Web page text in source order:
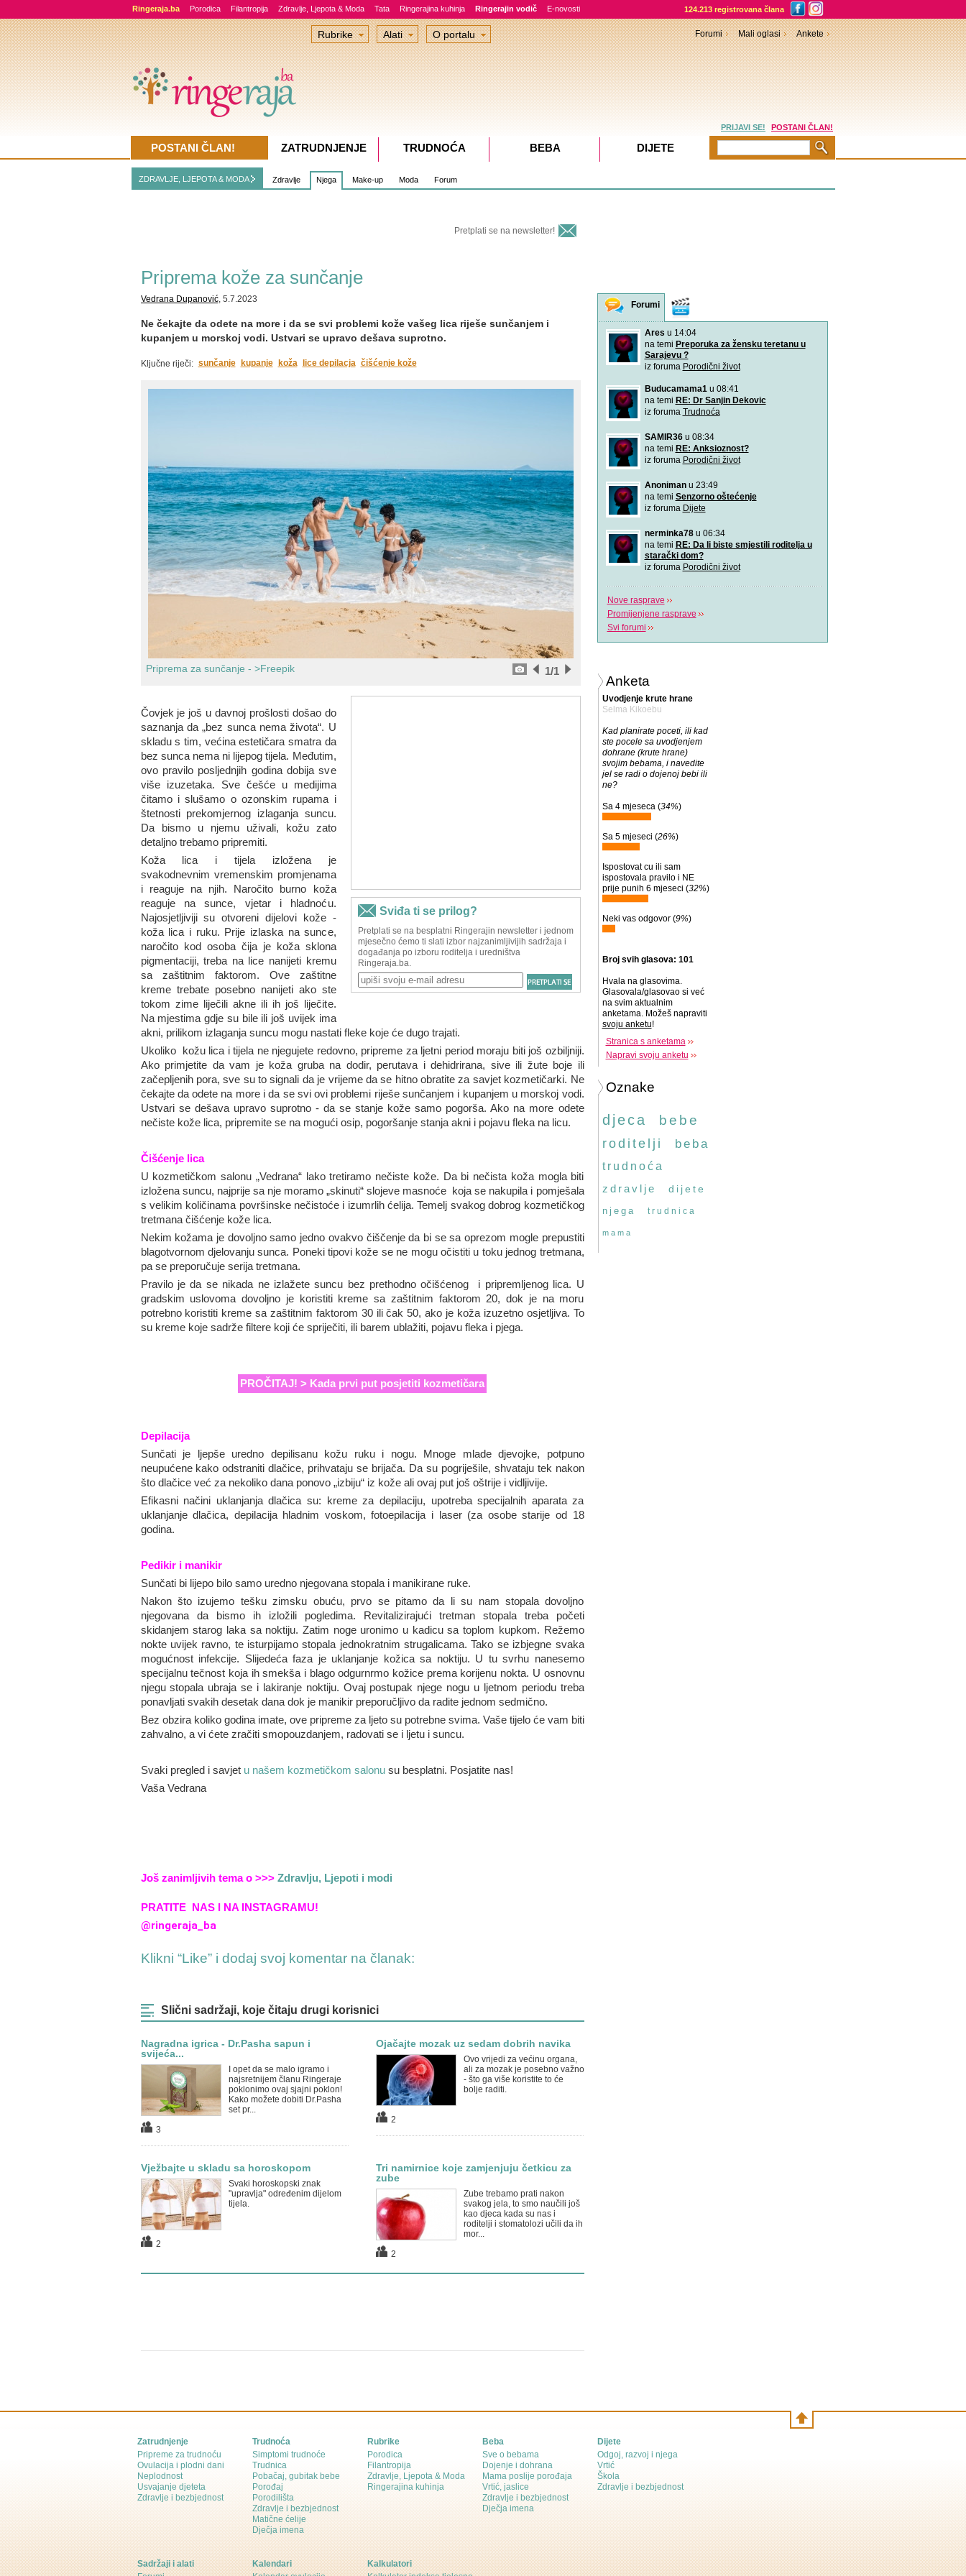
Ringeraja.ba Porodica Filantropija Zdravlje, Ljepota & Moda Tata Ringerajina kuhinja Ringerajin vodič E-novosti 124.213 registrovana člana
ZDRAVLJE, LJEPOTA & MODA Zdravlje Njega Make-up Moda Forum
Pretplati se na newsletter!
Priprema kože za sunčanje
Vedrana Dupanović, 5.7.2023
Ne čekajte da odete na more i da se svi problemi kože vašeg lica riješe sunčanjem i
kupanjem u morskoj vodi. Ustvari se upravo dešava suprotno.
Ključne riječi: sunčanje kupanje koža lice depilacja čišćenje kože
Priprema za sunčanje - >Freepik /1
1
Čovjek je još u davnoj prošlosti došao do
saznanja da „bez sunca nema života“. U
skladu s tim, većina estetičara smatra da
bez sunca nema ni lijepog tijela. Međutim,
ovo pravilo posljednjih godina dobija sve
više izuzetaka. Sve češće u medijima
čitamo i slušamo o ozonskim rupama i
štetnosti prekomjernog izlaganja suncu.
Da bismo u njemu uživali, kožu zato
detaljno trebamo pripremiti.
Koža lica i tijela izložena je
svakodnevnim vremenskim promjenama
i reaguje na njih. Naročito burno koža
reaguje na sunce, vjetar i hladnoću.
Najosjetljiviji su otvoreni dijelovi kože -
koža lica i ruku. Prije izlaska na sunce,
naročito kod osoba čija je koža sklona
pigmentaciji, treba na lice nanijeti kremu
sa zaštitnim faktorom. Ove zaštitne
kreme trebate posebno nanijeti ako ste
tokom zime liječili akne ili ih još liječite.
Na mjestima gdje su bile ili još uvijek ima
akni, prilikom izlaganja suncu mogu nastati fleke koje će dugo trajati.
Ukoliko kožu lica i tijela ne njegujete redovno, pripreme za ljetni period moraju biti još ozbiljniji.
Ako primjetite da vam je koža gruba na dodir, perutava i dehidrirana, sive ili žute boje ili
začepljenih pora, sve su to signali da je vrijeme da se hitno obratite za savjet kozmetičarki. Ne
čekajte da odete na more i da se svi ovi problemi riješe sunčanjem i kupanjem u morskoj vodi.
Ustvari se dešava upravo suprotno - da se stanje kože samo pogorša. Ako na more odete
nečiste kože lica, pripremite se na mogući osip, pogoršanje stanja akni i pojavu fleka na licu.
Čišćenje lica
U kozmetičkom salonu „Vedrana“ lako tretiramo nečiste kože. Da bi nečista koža mogla biti
izložena suncu, najprije sa nje moramo „skinuti“ slojeve masnoće koja se nakupila i pomješala
s velikim količinama površinske nečistoće i izumrlih ćelija. Temelj svakog dobrog kozmetičkog
tretmana čišćenje kože lica.
Nekim kožama je dovoljno samo jedno ovakvo čiščenje da bi se sa oprezom mogle prepustiti
blagotvornom djelovanju sunca. Poneki tipovi kože se ne mogu očistiti u toku jednog tretmana,
pa se preporučuje serija tretmana.
Pravilo je da se nikada ne izlažete suncu bez prethodno očišćenog i pripremljenog lica. U
gradskim uslovoma dovoljno je koristiti kreme sa zaštitnim faktorom 20, dok je na moru
potrebno koristiti kreme sa zaštitnim faktorom 30 ili čak 50, ako je koža izuzetno osjetljiva. To
su kreme koje sadrže filtere koji će spriječiti, ili barem ublažiti, pojavu fleka i pjega.
PROČITAJ! > Kada prvi put posjetiti kozmetičara
Depilacija
Sunčati je ljepše uredno depilisanu kožu ruku i nogu. Mnoge mlade djevojke, potpuno
neupućene kako odstraniti dlačice, prihvataju se brijača. Da su pogriješile, shvataju tek nakon
što dlačice već za nekoliko dana ponovo „izbiju“ iz kože ali ovaj put još oštrije i vidljivije.
Efikasni načini uklanjanja dlačica su: kreme za depilaciju, upotreba specijalnih aparata za
uklanjanje dlačica, depilacija hladnim voskom, fotoepilacija i laser (za osobe starije od 18
godina.
Pedikir i manikir
Sunčati bi lijepo bilo samo uredno njegovana stopala i manikirane ruke.
Nakon što izujemo tešku zimsku obuću, prvo se pitamo da li su nam stopala dovoljno
njegovana da bismo ih izložili pogledima. Revitalizirajući tretman stopala treba početi
skidanjem starog laka sa noktiju. Zatim noge uronimo u kadicu sa toplom kupkom. Režemo
nokte uvijek ravno, te isturpijamo stopala jednokratnim strugalicama. Tako se izbjegne svaka
mogućnost infekcije. Slijedeća faza je uklanjanje kožica sa noktiju. U tu svrhu nanesemo
specijalnu tečnost koja ih smekša i blago odgurnrmo kožice prema korijenu nokta. U osnovnu
njegu stopala ubraja se i lakiranje noktiju. Ovaj postupak njege nogu u ljetnom periodu treba
ponavljati svakih desetak dana dok je manikir preporučljivo da radite jednom sedmično.
Bez obzira koliko godina imate, ove pripreme za ljeto su potrebne svima. Vaše tijelo će vam biti
zahvalno, a vi ćete zračiti smopouzdanjem, radovati se i ljetu i suncu.
Svaki pregled i savjet u našem kozmetičkom salonusu besplatni. Posjatite nas!
Vaša Vedrana
Još zanimljivih tema o >>> Zdravlju, Ljepoti i modi
PRATITE NAS I NA INSTAGRAMU!
@ringeraja_ba
Klikni “Like” i dodaj svoj komentar na članak:
Slični sadržaji, koje čitaju drugi korisnici
Nagradna igrica - Dr.Pasha sapun i
svijeća...
I opet da se malo igramo i
najsretnijem članu Ringeraje
poklonimo ovaj sjajni poklon!
Kako možete dobiti Dr.Pasha
set pr...
3
Ojačajte mozak uz sedam dobrih navika
Ovo vrijedi za većinu organa,
ali za mozak je posebno važno
- što ga više koristite to će
bolje raditi.
2
Vježbajte u skladu sa horoskopom
Svaki horoskopski znak
"upravlja" određenim dijelom
tijela.
2
Tri namirnice koje zamjenjuju četkicu za
zube
Zube trebamo prati nakon
svakog jela, to smo naučili još
kao djeca kada su nas i
roditelji i stomatolozi učili da ih
mor...
2
Forumi
Ares u 14:04
na temi Preporuka za žensku teretanu u
Sarajevu ?
iz foruma Porodični život
Buducamama1u 08:41
na temi RE: Dr Sanjin Dekovic
iz foruma Trudnoća
SAMIR36u 08:34
na temi RE: Anksioznost?
iz foruma Porodični život
Anonimanu 23:49
na temi Senzorno oštećenje
iz foruma Dijete
nerminka78u 06:34
na temi RE: Da li biste smjestili roditelja u
starački dom?
iz foruma Porodični život
Nove rasprave
Promijenjene rasprave
Svi forumi
Anketa
Uvodjenje krute hrane
Selma Kikoebu
Kad planirate poceti, ili kad
ste pocele sa uvodjenjem
dohrane (krute hrane)
svojim bebama, i navedite
jel se radi o dojenoj bebi ili
ne?
Sa 4 mjeseca (34%)
Sa 5 mjeseci (26%)
Ispostovat cu ili sam
ispostovala pravilo i NE
prije punih 6 mjeseci (32%)
Neki vas odgovor (9%)
Broj svih glasova: 101
Hvala na glasovima.
Glasovala/glasovao si već
na svim aktualnim
anketama. Možeš napraviti
svoju anketu!
Stranica s anketama
Napravi svoju anketu
Oznake
djeca bebe
roditelji beba
trudnoća
zdravlje
dijete
njega trudnica
mama
Rubrike Alati O portalu Forumi Mali oglasi Ankete
PRIJAVI SE! POSTANI ČLAN!
POSTANI ČLAN! ZATRUDNJENJE TRUDNOĆA BEBA DIJETE
Zatrudnjenje
Pripreme za trudnoću
Ovulacija i plodni dani
Neplodnost
Usvajanje djeteta
Zdravlje i bezbjednost
Trudnoća
Simptomi trudnoće
Trudnica
Pobačaj, gubitak bebe
Porođaj
Porodilišta
Zdravlje i bezbjednost
Matične ćelije
Dječja imena
Rubrike
Porodica
Filantropija
Zdravlje, Ljepota & Moda
Ringerajina kuhinja
Beba
Sve o bebama
Dojenje i dohrana
Mama poslije porođaja
Vrtić, jaslice
Zdravlje i bezbjednost
Dječja imena
Dijete
Odgoj, razvoj i njega
Vrtić
Škola
Zdravlje i bezbjednost
Sadržaji i alati
Kalendari
Kalkulatori